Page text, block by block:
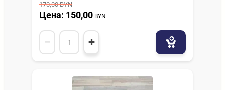
170,00BYN
Цена: 150,00 BYN
− +